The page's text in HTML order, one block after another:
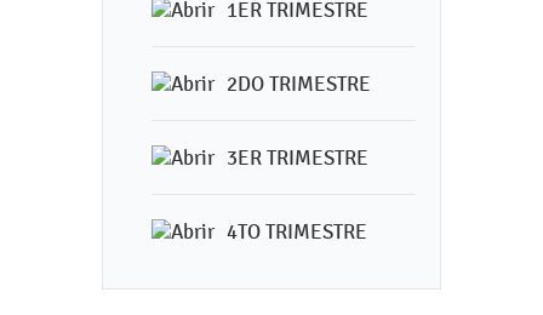
1ER TRIMESTRE
2DO TRIMESTRE
3ER TRIMESTRE
4TO TRIMESTRE